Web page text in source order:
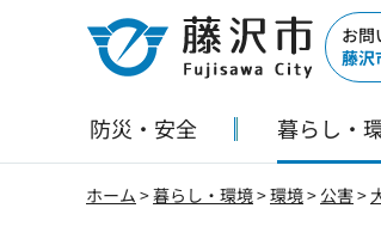
藤沢市
お問
藤沢
防災・安全 暮らし・
ホーム >暮らし・環境>環境> 公害>